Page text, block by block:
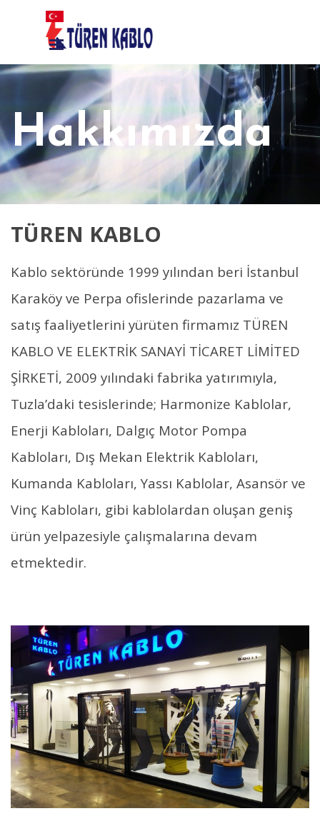
Menüyü atla
Hakkımızda
TÜREN KABLO
Kablo sektöründe 1999 yılından beri İstanbul
Karaköy ve Perpa ofislerinde pazarlama ve
satış faaliyetlerini yürüten firmamız TÜREN
KABLO VE ELEKTRİK SANAYİ TİCARET LİMİTED
ŞİRKETİ, 2009 yılındaki fabrika yatırımıyla,
Tuzla’daki tesislerinde; Harmonize Kablolar,
Enerji Kabloları, Dalgıç Motor Pompa
Kabloları, Dış Mekan Elektrik Kabloları,
Kumanda Kabloları,Yassı Kablolar, Asansör ve
Vinç Kabloları, gibi kablolardan oluşan geniş
ürün yelpazesiyle çalışmalarına devam
etmektedir.